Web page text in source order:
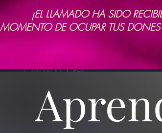
¡EL LLAMADO HA SIDO
MOMENTO DE OCUPAR TUS